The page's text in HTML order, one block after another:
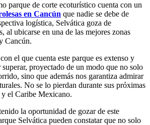
parque de corte ecoturístico cuenta con un
en Cancún que nadie se debe de
logística, Selvática goza de
al ubicarse en una de las mejores zonas
Cancún.
el que cuenta este parque es extenso y
proyectado de un modo que no solo
sino que además nos garantiza admirar
No se lo pierdan durante sus próximas
el Caribe Mexicano.
la oportunidad de gozar de este
Selvática pueden constatar que no solo